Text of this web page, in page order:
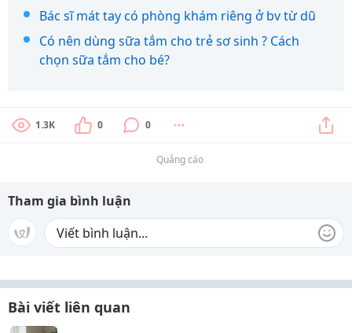
Bác sĩ mát tay có phòng khám riêng ở bv từ dũ
Có nên dùng sữa tắm cho trẻ sơ sinh ? Cách
chọn sữa tắm cho bé?
1.3K 0 0
Quảng cáo
Tham gia bình luận
Bài viết liên quan